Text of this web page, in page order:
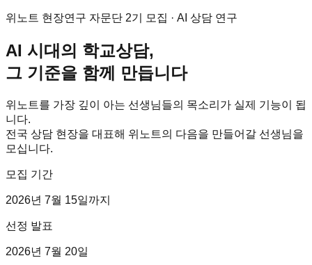
위노트 현장연구 자문단 2기 모집 · AI 상담 연구
AI 시대의 학교상담,
그 기준을 함께 만듭니다
위노트를 가장 깊이 아는 선생님들의 목소리가 실제 기능이 됩
니다.
전국 상담 현장을 대표해 위노트의 다음을 만들어갈 선생님을
모십니다.
모집 기간
2026년 7월 15일까지
선정 발표
2026년 7월 20일